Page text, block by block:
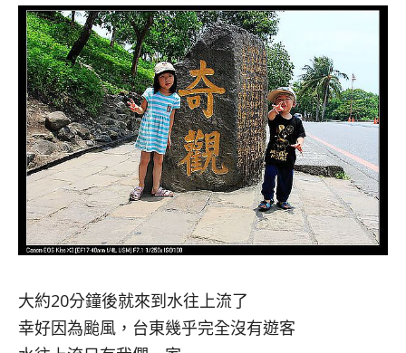
大約20分鐘後就來到水往上流了
幸好因為颱風，台東幾乎完全沒有遊客